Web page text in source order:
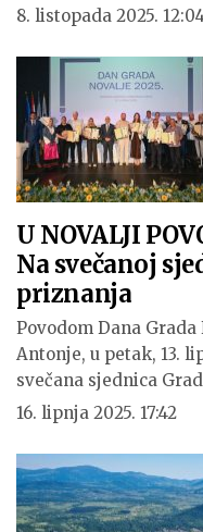
8. listopada 2025.
U NOVALJI
Na svečanoj
priznanja
Povodom Dana
Antonje, u petak, 13.
svečana sjednica
16. lipnja 2025. 17:42